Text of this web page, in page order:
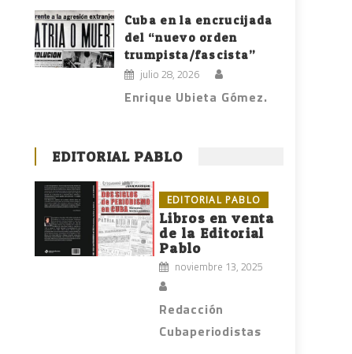
Cuba en la encrucijada
del “nuevo orden
trumpista/fascista”
julio 28, 2026
Enrique Ubieta Gómez.
EDITORIAL PABLO
EDITORIAL PABLO
Libros en venta
de la Editorial
Pablo
noviembre 13, 2025
Redacción
Cubaperiodistas